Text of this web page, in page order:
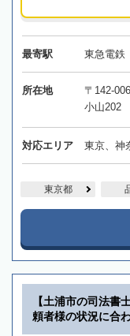
最寄駅 東急電鉄
所在地
〒142-
小山202
対応エリア 東京、神
東京都
【土浦市の司法書
頼者様の状況に合